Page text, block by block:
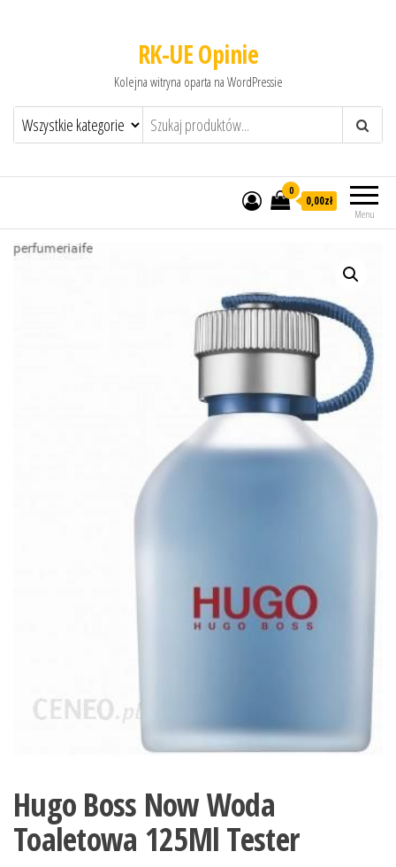
RK-UE Opinie
Kolejna witryna oparta na WordPressie
Menu
0
0,00zł
Hugo Boss Now Woda
Toaletowa 125Ml Tester